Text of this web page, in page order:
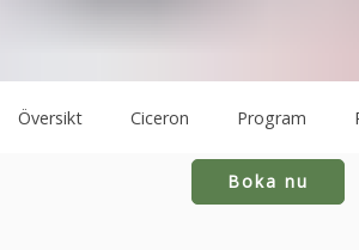
Översikt Ciceron Program
Boka nu